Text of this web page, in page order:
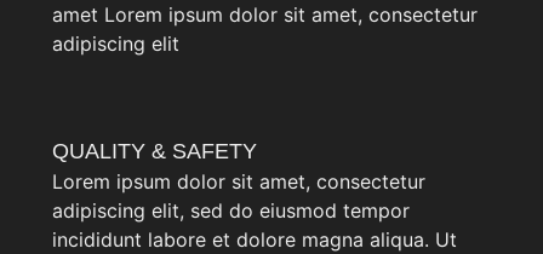
amet Lorem ipsum dolor sit amet, consectetur
adipiscing elit
QUALITY & SAFETY
Lorem ipsum dolor sit amet, consectetur
adipiscing elit, sed do eiusmod tempor
incididunt labore et dolore magna aliqua. Ut